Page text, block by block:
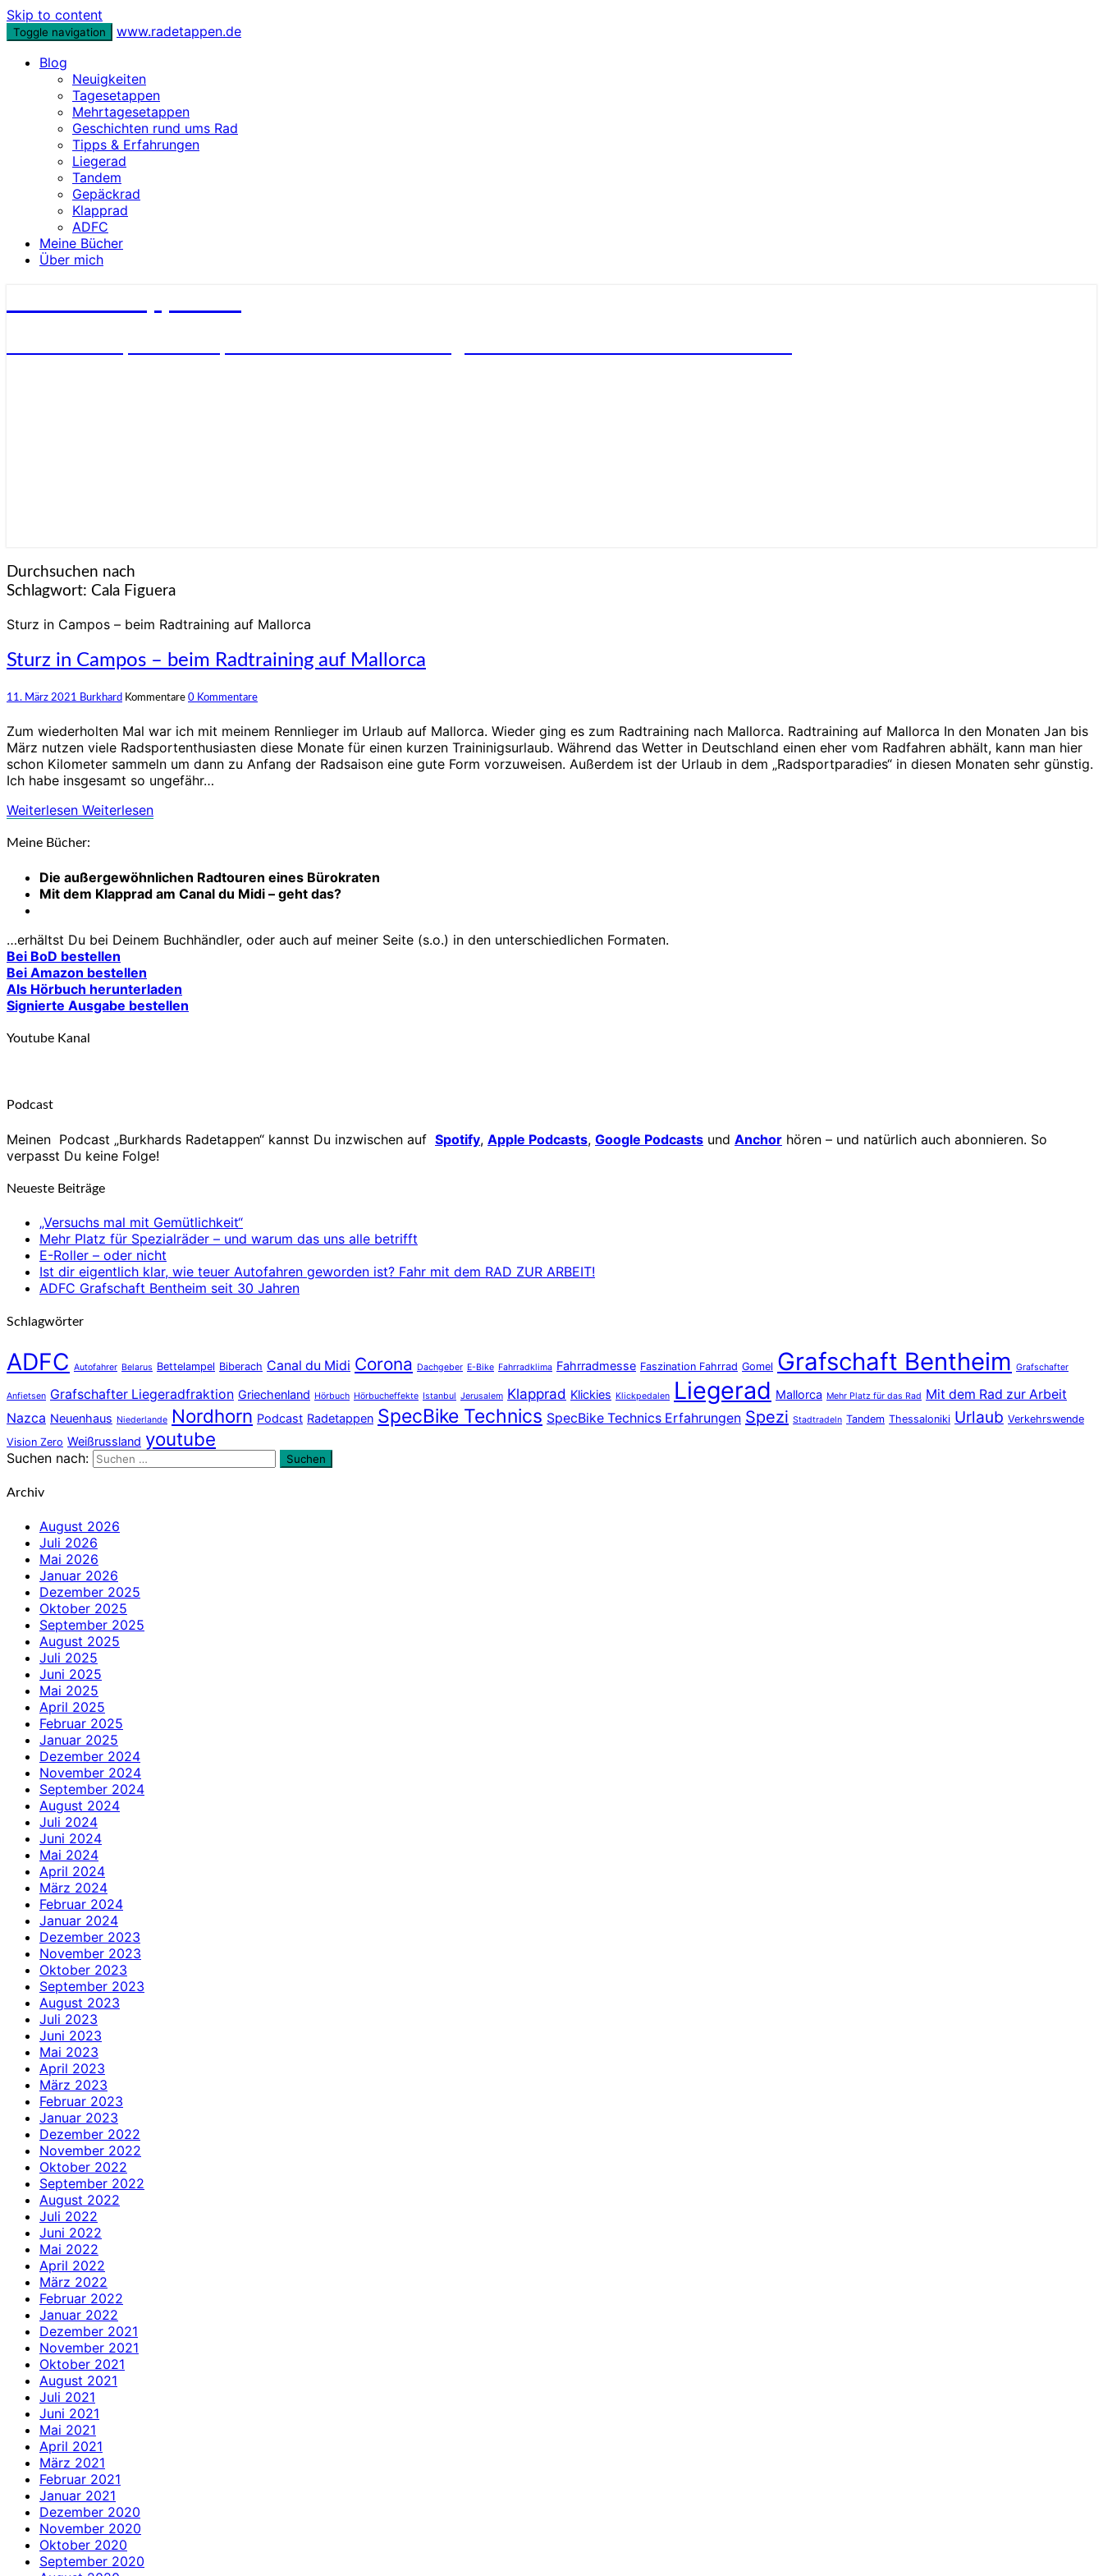
Skip to content
Toggle navigation
www.radetappen.de
Blog
Neuigkeiten
Tagesetappen
Mehrtagesetappen
Geschichten rund ums Rad
Tipps & Erfahrungen
Liegerad
Tandem
Gepäckrad
Klapprad
ADFC
Meine Bücher
Über mich
Durchsuchen nach
Schlagwort: Cala Figuera
Sturz in Campos – beim Radtraining auf Mallorca
Sturz in Campos – beim Radtraining auf Mallorca
11. März 2021 Burkhard Kommentare 0 Kommentare
Zum wiederholten Mal war ich mit meinem Rennlieger im Urlaub auf Mallorca. Wieder ging es zum Radtraining nach Mallorca. Radtraining auf Mallorca In den Monaten Jan bis
März nutzen viele Radsportenthusiasten diese Monate für einen kurzen Traininigsurlaub. Während das Wetter in Deutschland einen eher vom Radfahren abhält, kann man hier
schon Kilometer sammeln um dann zu Anfang der Radsaison eine gute Form vorzuweisen. Außerdem ist der Urlaub in dem „Radsportparadies“ in diesen Monaten sehr günstig.
Ich habe insgesamt so ungefähr…
Weiterlesen Weiterlesen
Meine Bücher:
Die außergewöhnlichen Radtouren eines Bürokraten
Mit dem Klapprad am Canal du Midi – geht das?
…erhältst Du bei Deinem Buchhändler, oder auch auf meiner Seite (s.o.) in den unterschiedlichen Formaten.
Bei BoD bestellen
Bei Amazon bestellen
Als Hörbuch herunterladen
Signierte Ausgabe bestellen
Youtube Kanal
Podcast
Meinen Podcast „Burkhards Radetappen“ kannst Du inzwischen auf Spotify, Apple Podcasts, Google Podcasts und Anchor hören – und natürlich auch abonnieren. So
verpasst Du keine Folge!
Neueste Beiträge
„Versuchs mal mit Gemütlichkeit“
Mehr Platz für Spezialräder – und warum das uns alle betrifft
E-Roller – oder nicht
Ist dir eigentlich klar, wie teuer Autofahren geworden ist? Fahr mit dem RAD ZUR ARBEIT!
ADFC Grafschaft Bentheim seit 30 Jahren
Schlagwörter
ADFC Autofahrer Belarus Bettelampel Biberach Canal du Midi Corona Dachgeber E-Bike Fahrradklima Fahrradmesse Faszination Fahrrad Gomel Grafschaft Bentheim Grafschafter
Anfietsen Grafschafter Liegeradfraktion Griechenland Hörbuch Hörbucheffekte Istanbul Jerusalem Klapprad Klickies Klickpedalen Liegerad Mallorca Mehr Platz für das Rad Mit dem Rad zur Arbeit
Nazca Neuenhaus Niederlande Nordhorn Podcast Radetappen SpecBike Technics SpecBike Technics Erfahrungen Spezi Stadtradeln Tandem Thessaloniki Urlaub Verkehrswende
Vision Zero Weißrussland youtube
Suchen nach: Suchen
Archiv
August 2026
Juli 2026
Mai 2026
Januar 2026
Dezember 2025
Oktober 2025
September 2025
August 2025
Juli 2025
Juni 2025
Mai 2025
April 2025
Februar 2025
Januar 2025
Dezember 2024
November 2024
September 2024
August 2024
Juli 2024
Juni 2024
Mai 2024
April 2024
März 2024
Februar 2024
Januar 2024
Dezember 2023
November 2023
Oktober 2023
September 2023
August 2023
Juli 2023
Juni 2023
Mai 2023
April 2023
März 2023
Februar 2023
Januar 2023
Dezember 2022
November 2022
Oktober 2022
September 2022
August 2022
Juli 2022
Juni 2022
Mai 2022
April 2022
März 2022
Februar 2022
Januar 2022
Dezember 2021
November 2021
Oktober 2021
August 2021
Juli 2021
Juni 2021
Mai 2021
April 2021
März 2021
Februar 2021
Januar 2021
Dezember 2020
November 2020
Oktober 2020
September 2020